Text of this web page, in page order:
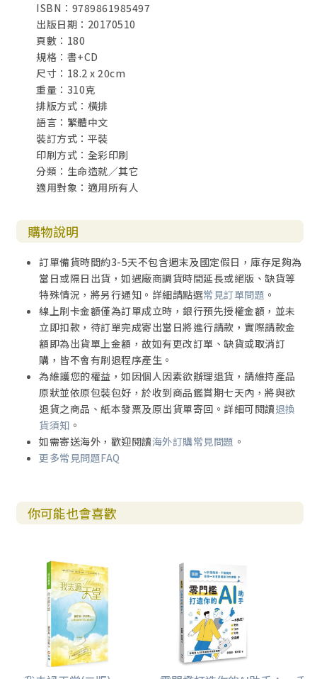
ISBN：9789861985497
出版日期：20170510
頁數：180
規格：書+CD
尺寸：18.2 x 20cm
重量：310克
排版方式：橫排
語言：繁體中文
裝訂方式：平裝
印刷方式：全彩印刷
分類：生命造就／其它
適用對象：適用所有人
購物說明
訂單備貨時間約3-5天不包含週末及國定假日，庫存足夠為
當日或隔日出貨，如遇廠商調貨時間延長或絕版、缺貨等
特殊情況，將另行通知。詳細請點選常見訂單問題 。
線上刷卡金額僅為訂單成立時，銀行預先授權金額，並未
立即扣款，待訂單完成寄出當日將進行請款，實際請款金
額即為出貨單上金額，故如有更改訂單、缺貨或取消訂
購，皆不會有刷退程序產生。
為維護您的權益，如因個人因素欲辦理退貨，請維持產品
原狀並依原包裝包好，於收到商品鑑賞期七天內，將與欲
退貨之商品、紙本發票及原出貨單寄回。詳細可閱讀退換
貨須知 。
如需寄送海外，歡迎閱讀海外訂購常見問題 。
更多常見問題FAQ
你可能也會喜歡